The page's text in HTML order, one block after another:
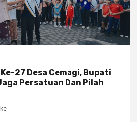
27 Desa Cemagi, Bupati
Persatuan Dan Pilah